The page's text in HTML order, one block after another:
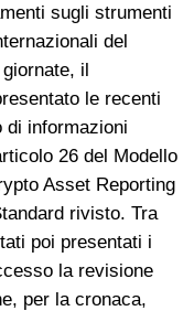
sugli strumenti
del
il
le recenti
di informazioni
26 del Modello
Asset Reporting
rivisto. Tra
poi presentati i
la revisione
per la cronaca,